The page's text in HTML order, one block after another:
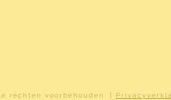
rechten voorbehouden . |